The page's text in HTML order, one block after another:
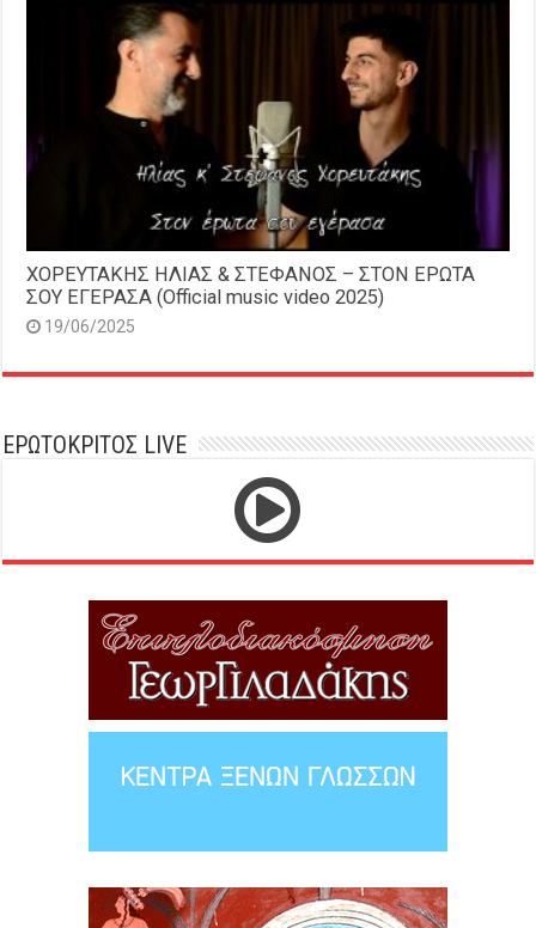
ΧΟΡΕΥΤΑΚΗΣ ΗΛΙΑΣ & ΣΤΕΦΑΝΟΣ – ΣΤΟΝ ΕΡΩΤΑ
ΣΟΥ ΕΓΕΡΑΣΑ (Official music video 2025)
19/06/2025
ΕΡΩΤΟΚΡΙΤΟΣ LIVE